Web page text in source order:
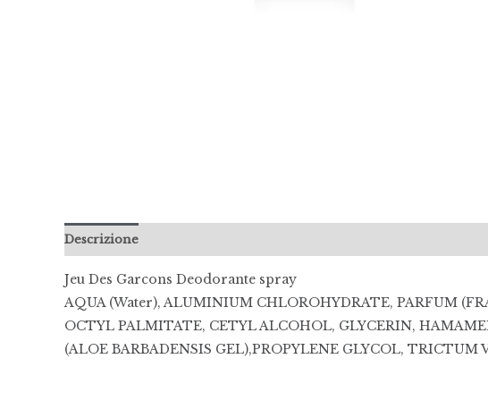
Descrizione
Jeu Des Garcons Deodorante spray
AQUA (Water), ALUMINIUM CHLOROHYDRATE, PARFUM
OCTYL PALMITATE, CETYL ALCOHOL, GLYCERIN,
(ALOE BARBADENSIS GEL),PROPYLENE GLYCOL,